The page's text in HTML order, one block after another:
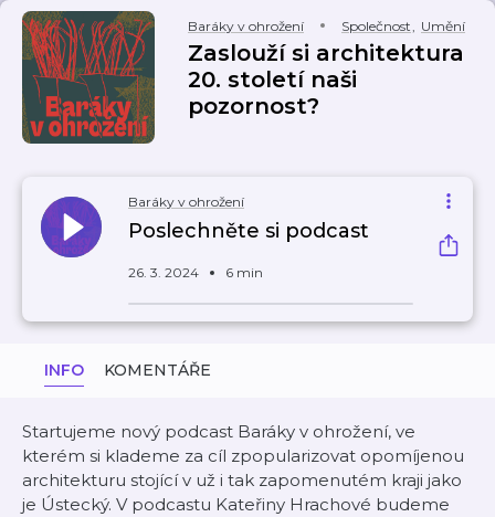
Baráky v ohrožení Společnost, Umění
Zaslouží si architektura
20. století naši
pozornost?
Baráky v ohrožení
Poslechněte si podcast
26. 3. 2024 6 min
INFO KOMENTÁŘE
Startujeme nový podcast Baráky v ohrožení, ve
kterém si klademe za cíl zpopularizovat opomíjenou
architekturu stojící v už i tak zapomenutém kraji jako
je Ústecký. V podcastu Kateřiny Hrachové budeme